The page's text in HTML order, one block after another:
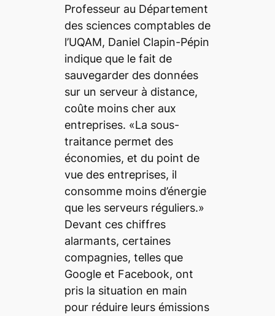
Professeur au Département
des sciences comptables de
l’UQAM, Daniel Clapin-Pépin
indique que le fait de
sauvegarder des données
sur un serveur à distance,
coûte moins cher aux
entreprises. «La sous-
traitance permet des
économies, et du point de
vue des entreprises, il
consomme moins d’énergie
que les serveurs réguliers.»
Devant ces chiffres
alarmants, certaines
compagnies, telles que
Google et Facebook, ont
pris la situation en main
pour réduire leurs émissions